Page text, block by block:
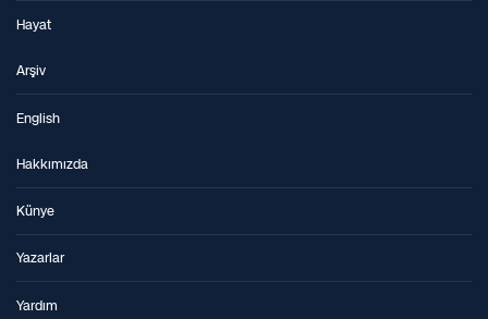
Hayat
Arşiv
English
Hakkımızda
Künye
Yazarlar
Yardım